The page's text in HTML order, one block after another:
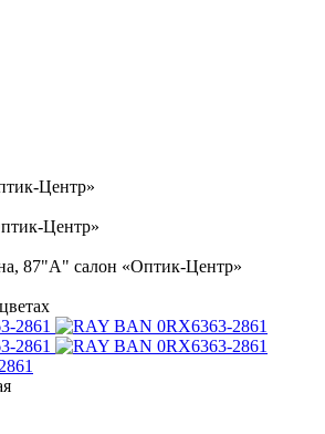
Центр»
Центр»
87"А" салон «Оптик-Центр»